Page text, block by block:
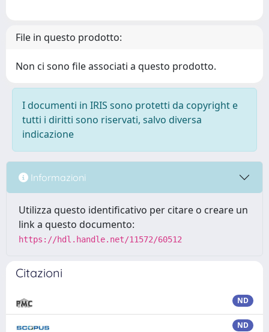
File in questo prodotto:
Non ci sono file associati a questo prodotto.
I documenti in IRIS sono protetti da copyright e
tutti i diritti sono riservati, salvo diversa
indicazione
Informazioni
Utilizza questo identificativo per citare o creare un
link a questo documento:
https://hdl.handle.net/11572/60512
Citazioni
ND
ND